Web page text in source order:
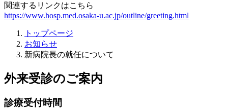
関連するリンクはこちら
https://www.hosp.med.osaka-u.ac.jp/outline/greeting.html
トップページ
お知らせ
新病院長の就任について
外来受診のご案内
診療受付時間